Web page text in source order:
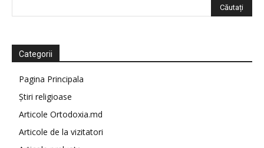
Categorii
Pagina Principala
Știri religioase
Articole Ortodoxia.md
Articole de la vizitatori